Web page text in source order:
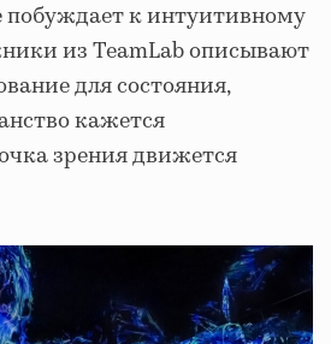
побуждает к интуитивному
из TeamLab описывают
для состояния,
кажется
зрения движется